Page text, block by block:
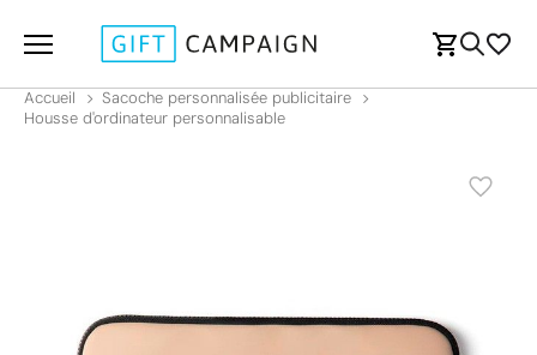
Accueil
Sacoche personnalisée publicitaire
Housse d'ordinateur personnalisable